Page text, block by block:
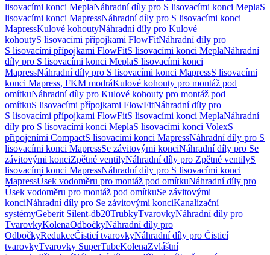
lisovacími konci MeplaNáhradní díly pro S lisovacími konci MeplaS
lisovacími konci MapressNáhradní díly pro S lisovacími konci
MapressKulové kohoutyNáhradní díly pro Kulové
kohoutyS lisovacími přípojkami FlowFitNáhradní díly pro
S lisovacími přípojkami FlowFitS lisovacími konci MeplaNáhradní
díly pro S lisovacími konci MeplaS lisovacími konci
MapressNáhradní díly pro S lisovacími konci MapressS lisovacími
konci Mapress, FKM modráKulové kohouty pro montáž pod
omítkuNáhradní díly pro Kulové kohouty pro montáž pod
omítkuS lisovacími přípojkami FlowFitNáhradní díly pro
S lisovacími přípojkami FlowFitS lisovacími konci MeplaNáhradní
díly pro S lisovacími konci MeplaS lisovacími konci VolexS
připojeními CompactS lisovacími konci MapressNáhradní díly pro S
lisovacími konci MapressSe závitovými konciNáhradní díly pro Se
závitovými konciZpětné ventilyNáhradní díly pro Zpětné ventilyS
lisovacími konci MapressNáhradní díly pro S lisovacími konci
MapressÚsek vodoměru pro montáž pod omítkuNáhradní díly pro
Úsek vodoměru pro montáž pod omítkuSe závitovými
konciNáhradní díly pro Se závitovými konciKanalizační
systémyGeberit Silent-db20TrubkyTvarovkyNáhradní díly pro
TvarovkyKolenaOdbočkyNáhradní díly pro
OdbočkyRedukceČisticí tvarovkyNáhradní díly pro Čisticí
tvarovkyTvarovky SuperTubeKolenaZvláštní